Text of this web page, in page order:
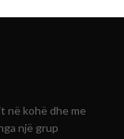
në kohë dhe me
një grup